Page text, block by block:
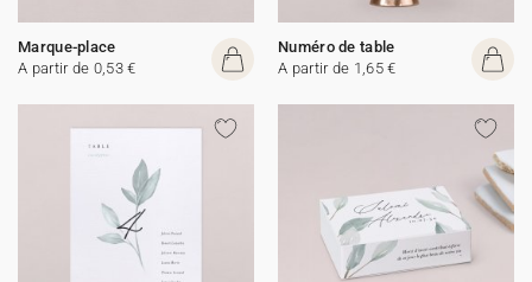
Marque-place
A partir de 0,53 €
Numéro de table
A partir de 1,65 €